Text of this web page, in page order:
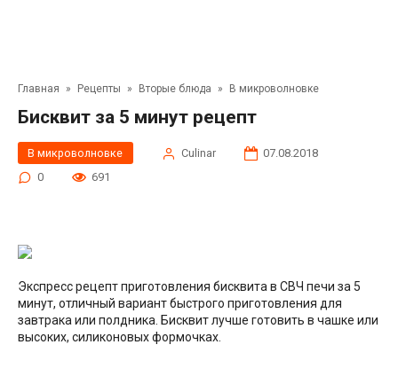
Главная » Рецепты » Вторые блюда » В микроволновке
Бисквит за 5 минут рецепт
В микроволновке Сulinar
07.08.2018
0
691
Экспресс рецепт приготовления бисквита в СВЧ печи за 5
минут, отличный вариант быстрого приготовления для
завтрака или полдника. Бисквит лучше готовить в чашке или
высоких, силиконовых формочках.